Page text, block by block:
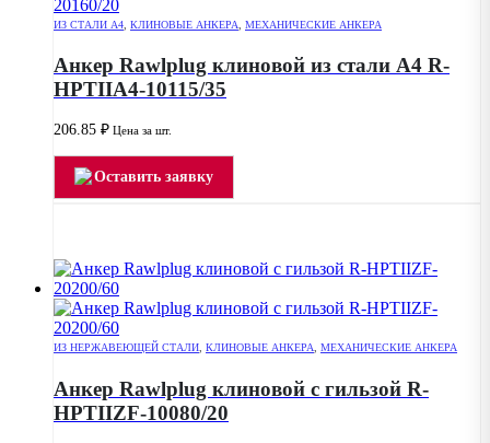
ИЗ СТАЛИ А4 КЛИНОВЫЕ АНКЕРА МЕХАНИЧЕСКИЕ АНКЕРА
Анкер Rawlplug клиновой из стали А4 R-
HPTIIA4-10115/35
206.85 ₽ Цена за шт.
Оставить заявку
ИЗ НЕРЖАВЕЮЩЕЙ СТАЛИ КЛИНОВЫЕ АНКЕРА МЕХАНИЧЕСКИЕ АНКЕРА
Анкер Rawlplug клиновой с гильзой R-
HPTIIZF-10080/20